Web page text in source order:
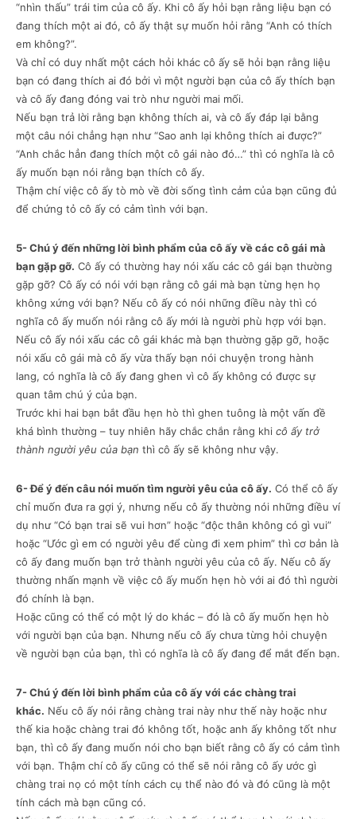
“nhìn thấu” trái tim của cô ấy. Khi cô ấy hỏi bạn rằng liệu bạn có
đang thích một ai đó, cô ấy thật sự muốn hỏi rằng “Anh có thích
em không?”.
Và chỉ có duy nhất một cách hỏi khác cô ấy sẽ hỏi bạn rằng liệu
bạn có đang thích ai đó bởi vì một người bạn của cô ấy thích bạn
và cô ấy đang đóng vai trò như người mai mối.
Nếu bạn trả lời rằng bạn không thích ai, và cô ấy đáp lại bằng
một câu nói chẳng hạn như “Sao anh lại không thích ai được?”
“Anh chắc hẳn đang thích một cô gái nào đó…” thì có nghĩa là cô
ấy muốn bạn nói rằng bạn thích cô ấy.
Thậm chí việc cô ấy tò mò về đời sống tình cảm của bạn cũng đủ
để chứng tỏ cô ấy có cảm tình với bạn.
5- Chú ý đến những lời bình phẩm của cô ấy về các cô gái mà
bạn gặp gỡ. Cô ấy có thường hay nói xấu các cô gái bạn thường
gặp gỡ? Cô ấy có nói với bạn rằng cô gái mà bạn từng hẹn họ
không xứng với bạn? Nếu cô ấy có nói những điều này thì có
nghĩa cô ấy muốn nói rằng cô ấy mới là người phù hợp với bạn.
Nếu cô ấy nói xấu các cô gái khác mà bạn thường gặp gỡ, hoặc
nói xấu cô gái mà cô ấy vừa thấy bạn nói chuyện trong hành
lang, có nghĩa là cô ấy đang ghen vì cô ấy không có được sự
quan tâm chú ý của bạn.
Trước khi hai bạn bắt đầu hẹn hò thì ghen tuông là một vấn đề
khá bình thường – tuy nhiên hãy chắc chắn rằng khi cô ấy trở
thành người yêu của bạn thì cô ấy sẽ không như vậy.
6- Để ý đến câu nói muốn tìm người yêu của cô ấy. Có thể cô ấy
chỉ muốn đưa ra gợi ý, nhưng nếu cô ấy thường nói những điều ví
dụ như “Có bạn trai sẽ vui hơn” hoặc “độc thân không có gì vui”
hoặc “Ước gì em có người yêu để cùng đi xem phim” thì cơ bản là
cô ấy đang muốn bạn trở thành người yêu của cô ấy. Nếu cô ấy
thường nhấn mạnh về việc cô ấy muốn hẹn hò với ai đó thì người
đó chính là bạn.
Hoặc cũng có thể có một lý do khác – đó là cô ấy muốn hẹn hò
với người bạn của bạn. Nhưng nếu cô ấy chưa từng hỏi chuyện
về người bạn của bạn, thì có nghĩa là cô ấy đang để mắt đến bạn.
7- Chú ý đến lời bình phẩm của cô ấy với các chàng trai
khác. Nếu cô ấy nói rằng chàng trai này như thế này hoặc như
thế kia hoặc chàng trai đó không tốt, hoặc anh ấy không tốt như
bạn, thì cô ấy đang muốn nói cho bạn biết rằng cô ấy có cảm tình
với bạn. Thậm chí cô ấy cũng có thể sẽ nói rằng cô ấy ước gì
chàng trai nọ có một tính cách cụ thể nào đó và đó cũng là một
tính cách mà bạn cũng có.